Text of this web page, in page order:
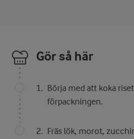
Gör så här
Börja med att koka
förpackningen.
Fräs lök, morot,